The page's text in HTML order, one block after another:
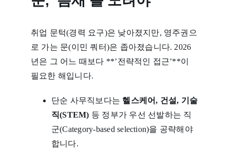
취업 문턱(경력 요구)은 낮아졌지만, 영주권으
로 가는 문(이민 쿼터)은 좁아졌습니다. 2026
년은 그 어느 때보다 **’전략적인 접근’**이
필요한 해입니다.
단순 사무직보다는 헬스케어, 건설, 기술
직(STEM) 등 정부가 우선 선발하는 직
군(Category-based selection)을 공략해야
합니다.